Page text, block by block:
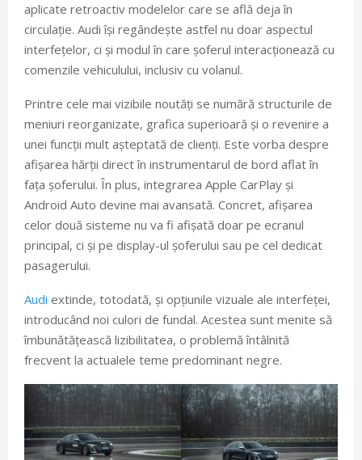
aplicate retroactiv modelelor care se află deja în
circulație. Audi își regândește astfel nu doar aspectul
interfețelor, ci și modul în care șoferul interacționează cu
comenzile vehiculului, inclusiv cu volanul.
Printre cele mai vizibile noutăți se numără structurile de
meniuri reorganizate, grafica superioară și o revenire a
unei funcții mult așteptată de clienți. Este vorba despre
afișarea hărții direct în instrumentarul de bord aflat în
fața șoferului. În plus, integrarea Apple CarPlay și
Android Auto devine mai avansată. Concret, afișarea
celor două sisteme nu va fi afișată doar pe ecranul
principal, ci și pe display-ul șoferului sau pe cel dedicat
pasagerului.
Audi extinde, totodată, și opțiunile vizuale ale interfeței,
introducând noi culori de fundal. Acestea sunt menite să
îmbunătățească lizibilitatea, o problemă întâlnită
frecvent la actualele teme predominant negre.